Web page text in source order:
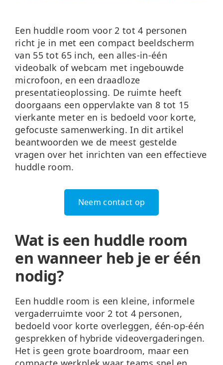
Een huddle room voor 2 tot 4 personen
richt je in met een compact beeldscherm
van 55 tot 65 inch, een alles-in-één
videobalk of webcam met ingebouwde
microfoon, en een draadloze
presentatieoplossing. De ruimte heeft
doorgaans een oppervlakte van 8 tot 15
vierkante meter en is bedoeld voor korte,
gefocuste samenwerking. In dit artikel
beantwoorden we de meest gestelde
vragen over het inrichten van een effectieve
huddle room.
Neem contact op
Wat is een huddle room
en wanneer heb je er één
nodig?
Een huddle room is een kleine, informele
vergaderruimte voor 2 tot 4 personen,
bedoeld voor korte overleggen, één-op-één
gesprekken of hybride videovergaderingen.
Het is geen grote boardroom, maar een